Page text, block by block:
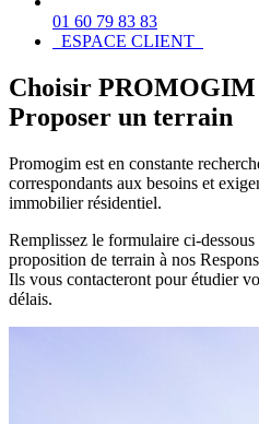
01 60 79 83 83
ESPACE CLIENT
Choisir PROMOGIM
Proposer un terrain
Promogim est en constante
correspondants aux besoins et
immobilier résidentiel.
Remplissez le formulaire ci-
proposition de terrain à nos
Ils vous contacteront pour étudier
délais.